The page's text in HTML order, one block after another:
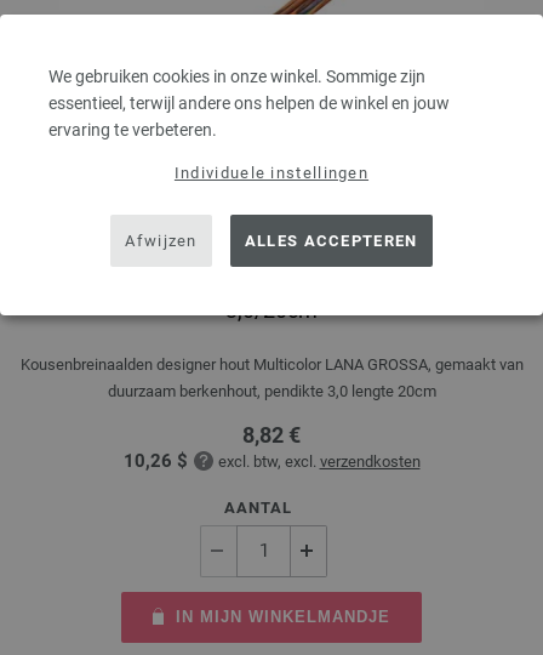
We gebruiken cookies in onze winkel. Sommige zijn
essentieel, terwijl andere ons helpen de winkel en jouw
ervaring te verbeteren.
Individuele instellingen
Afwijzen ALLES ACCEPTEREN
3,0/20cm
Kousenbreinaalden designer hout Multicolor LANA GROSSA, gemaakt van
duurzaam berkenhout, pendikte 3,0 lengte 20cm
8,82 €
10,26 $ excl. btw, excl. verzendkosten
AANTAL
IN MIJN WINKELMANDJE